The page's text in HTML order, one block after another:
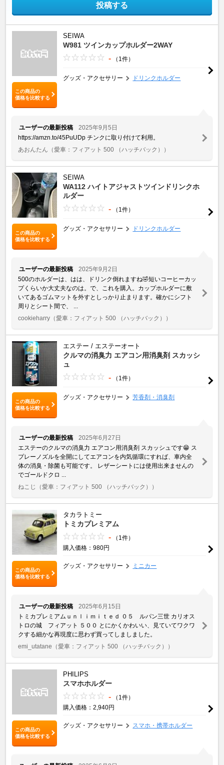
投稿する
この商品の
価格を比較する
SEIWA
W981 ツインカップホルダー2WAY
- （1件）
グッズ・アクセサリー ドリンクホルダー
ユーザーの最新投稿
2025年9月5日
https://amzn.to/45PuUDp チンクに取り付けて利用。
あおんたん （愛車：フィアット 500 （ハッチバック））
この商品の
価格を比較する
SEIWA
WA112 ハイトアジャストツインドリンクホ
ルダー
- （1件）
グッズ・アクセサリー ドリンクホルダー
ユーザーの最新投稿
2025年9月2日
500のホルダーは、はは、ドリンク倒れますね🤣短いコーヒーカッ
プくらいか大丈夫なのは。で、これを購入。カップホルダーに敷
いてあるゴムマットを外すとしっかり止まります。確かにシフト
周りとシート間で、 ...
cookieharry （愛車：フィアット 500 （ハッチバック））
この商品の
価格を比較する
エステー / エステーオート
クルマの消臭力 エアコン用消臭剤 スカッシ
ュ
- （1件）
グッズ・アクセサリー 芳香剤・消臭剤
ユーザーの最新投稿
2025年6月27日
エステーのクルマの消臭力 エアコン用消臭剤 スカッシュです😁 ス
プレーノズルを全開にしてエアコンを内気循環にすれば、車内全
体の消臭・除菌も可能です。 レザーシートには使用出来ませんの
でゴールドクロ ...
ねこじ
（愛車：フィアット 500 （ハッチバック））
この商品の
価格を比較する
タカラトミー
トミカプレミアム
-
（1件）
購入価格：980円
グッズ・アクセサリー ミニカー
ユーザーの最新投稿
2025年6月15日
トミカプレミアムｕｎｌｉｍｉｔｅｄ ０５ ルパン三世 カリオス
トロの城 フィアット ５００ とにかくかわいい、見ていてワクワ
クする細かな再現度に思わず買ってしましました。
emi_utatane （愛車：フィアット 500 （ハッチバック））
この商品の
価格を比較する
PHILIPS
スマホホルダー
-
（1件）
購入価格：2,940円
グッズ・アクセサリー スマホ・携帯ホルダー